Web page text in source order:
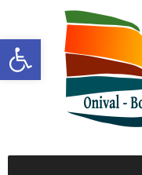
Ouvrir la